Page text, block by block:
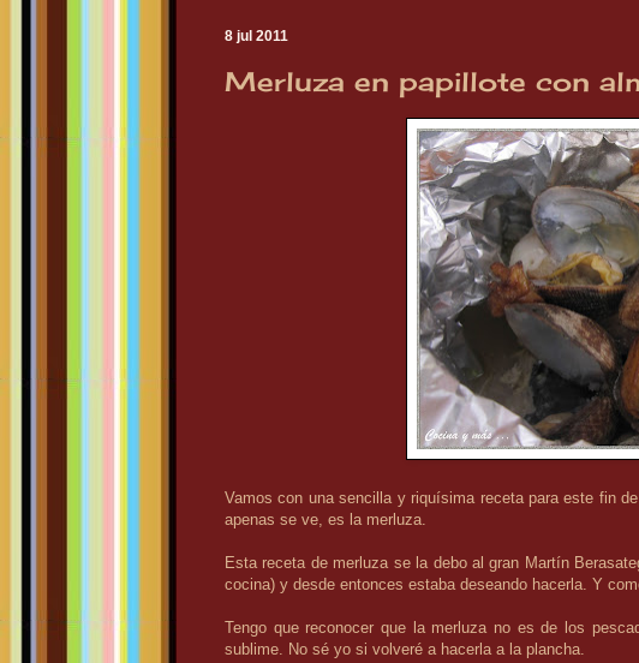
8 jul 2011
Merluza en papillote con
Vamos con una sencilla y riquísima receta para este fin
apenas se ve, es la merluza.
Esta receta de merluza se la debo al gran Martín
cocina) y desde entonces estaba deseando hacerla. Y
Tengo que reconocer que la merluza no es de los
sublime. No sé yo si volveré a hacerla a la plancha.